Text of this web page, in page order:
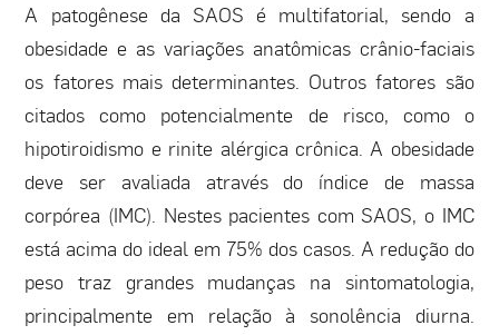
A patogênese da SAOS é multifatorial, sendo a
obesidade e as variações anatômicas crânio-faciais
os fatores mais determinantes. Outros fatores são
citados como potencialmente de risco, como o
hipotiroidismo e rinite alérgica crônica. A obesidade
deve ser avaliada através do índice de massa
corpórea (IMC). Nestes pacientes com SAOS, o IMC
está acima do ideal em 75% dos casos. A redução do
peso traz grandes mudanças na sintomatologia,
principalmente em relação à sonolência diurna.